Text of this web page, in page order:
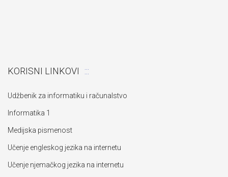
KORISNI LINKOVI
Udžbenik za informatiku i računalstvo
Informatika 1
Medijska pismenost
Učenje engleskog jezika na internetu
Učenje njemačkog jezika na internetu